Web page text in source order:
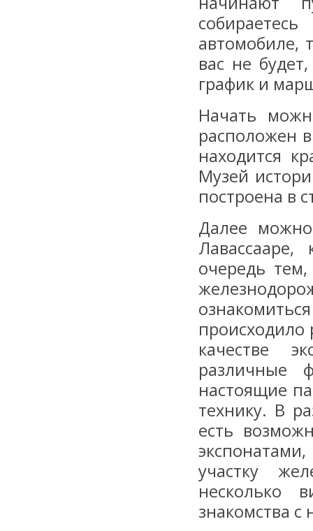
автомобиле,
вас не
график и
Начать
расположен
находится
Музей
построена в
Далее можно
очередь
происходило
качестве
различные
настоящие
технику. В
есть
участку
несколько
знакомства